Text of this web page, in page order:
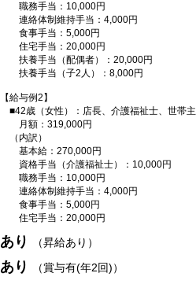
職務手当：10,000円
連絡体制維持手当：4,000円
食事手当：5,000円
住宅手当：20,000円
扶養手当（配偶者）：20,000円
扶養手当（子2人）：8,000円
【給与例2】
■42歳（女性）：店長、介護福祉士、世帯主
月額：319,000円
（内訳）
基本給：270,000円
資格手当（介護福祉士）：10,000円
職務手当：10,000円
連絡体制維持手当：4,000円
食事手当：5,000円
住宅手当：20,000円
あり （昇給あり）
あり （賞与有(年2回)）